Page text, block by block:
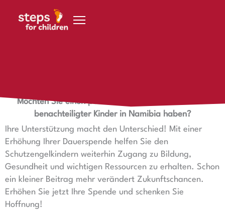
Möchten Sie einen positiven Einfluss auf das Leben
benachteiligter Kinder in Namibia haben?
Ihre Unterstützung macht den Unterschied! Mit einer
Erhöhung Ihrer Dauerspende helfen Sie den
Schutzengelkindern weiterhin Zugang zu Bildung,
Gesundheit und wichtigen Ressourcen zu erhalten. Schon
ein kleiner Beitrag mehr verändert Zukunftschancen.
Erhöhen Sie jetzt Ihre Spende und schenken Sie
Hoffnung!